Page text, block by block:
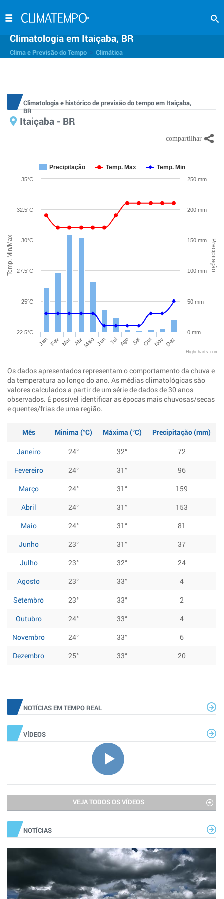
Climatologia em Itaiçaba, BR
Clima e Previsão do Tempo Climática
Climatologia e histórico de previsão do tempo em Itaiçaba,
BR
Itaiçaba - BR
Temp. Min/Max Precipitação
Precipitação Temp. Max Temp. Min
Jan Fev Mar AbrMaio Jun Jul Ago Set OutNov Dez
22.5°C
25°C
27.5°C
30°C
32.5°C
35°C
0 mm
50 mm
100 mm
150 mm
200 mm
250 mm
Highcharts.com
Os dados apresentados representam o comportamento da chuva e
da temperatura ao longo do ano. As médias climatológicas são
valores calculados a partir de um série de dados de 30 anos
observados. É possível identificar as épocas mais chuvosas/secas
e quentes/frias de uma região.
Mês Minima (°C) Máxima (°C)
Precipitação (mm)
Janeiro
24° 32°
72
Fevereiro
24° 31°
96
Março
24° 31°
159
Abril
24° 31°
153
Maio
24° 31°
81
Junho
23° 31°
37
Julho
23° 32°
24
Agosto
23° 33°
4
Setembro
23° 33°
2
Outubro
24° 33°
4
Novembro
24° 33°
6
Dezembro
25° 33° 20
NOTÍCIAS EM TEMPO REAL
VÍDEOS
VEJA TODOS OS VÍDEOS
NOTÍCIAS